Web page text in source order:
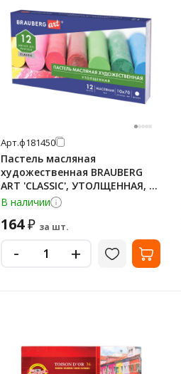
Арт.ф181450
Пастель масляная
художественная BRAUBERG
ART 'CLASSIC', УТОЛЩЕННАЯ, 12
цветов, круглое сечение, 1814
В наличии
164₽ за шт.
- +